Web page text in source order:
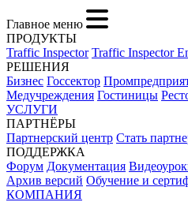
Главное меню
ПРОДУКТЫ
Traffic Inspector Traffic Inspector
РЕШЕНИЯ
Бизнес Госсектор
Медучреждения Гостиницы
УСЛУГИ
ПАРТНЁРЫ
Партнерский центр Стать
ПОДДЕРЖКА
Форум Документация
Архив версий Обучение и
КОМПАНИЯ